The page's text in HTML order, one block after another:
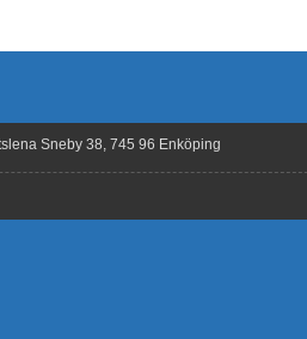
Sneby 38, 745 96 Enköping